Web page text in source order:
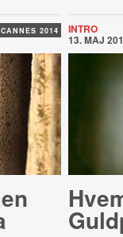
CANNES 2014 INTRO
13. MAJ